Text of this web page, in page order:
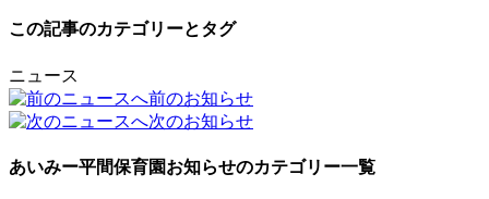
この記事のカテゴリーとタグ
ニュース
前のお知らせ
次のお知らせ
あいみー平間保育園お知らせのカテゴリー一覧